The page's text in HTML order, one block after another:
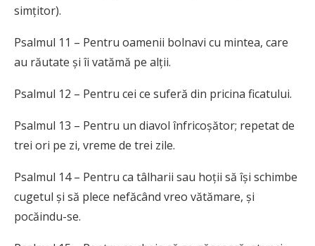
simțitor).
Psalmul 11 – Pentru oamenii bolnavi cu mintea, care
au răutate și îi vatămă pe alții.
Psalmul 12 – Pentru cei ce suferă din pricina ficatului.
Psalmul 13 – Pentru un diavol înfricoșător; repetat de
trei ori pe zi, vreme de trei zile.
Psalmul 14 – Pentru ca tâlharii sau hoții să își schimbe
cugetul și să plece nefăcând vreo vătămare, și
pocăindu-se.